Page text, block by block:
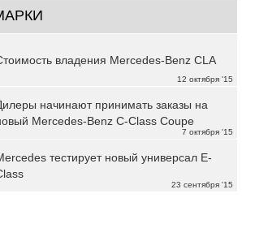
12 октября '15
владения Mercedes-Benz CLA
7 октября '15
начинают принимать заказы на
Mercedes-Benz C-Class Coupe
23 сентября '15
тестирует новый универсал E-